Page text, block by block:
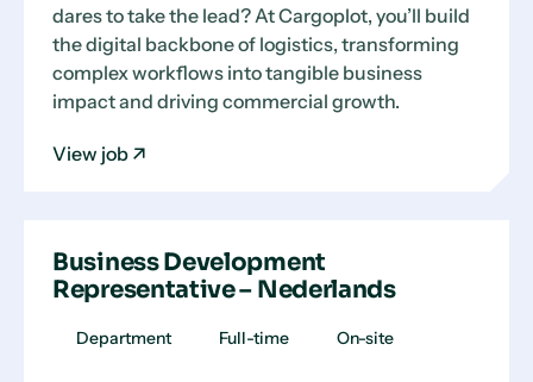
dares to take the lead? At Cargoplot, you’ll build
the digital backbone of logistics, transforming
complex workflows into tangible business
impact and driving commercial growth.
View job
Business Development
Representative – Nederlands
Department Full-time On-site